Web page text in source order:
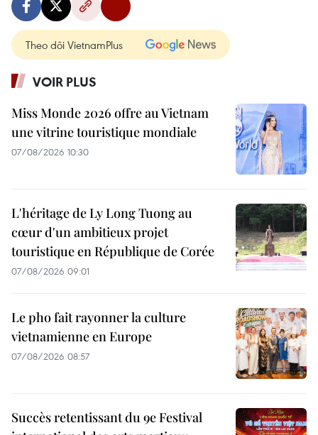
Theo dõi VietnamPlus
VOIR PLUS
Miss Monde 2026 offre au Vietnam
une vitrine touristique mondiale
07/08/2026 10:30
L'héritage de Ly Long Tuong au
cœur d'un ambitieux projet
touristique en République de Corée
07/08/2026 09:01
Le pho fait rayonner la culture
vietnamienne en Europe
07/08/2026 08:57
Succès retentissant du 9e Festival